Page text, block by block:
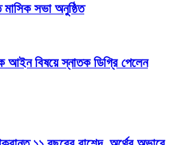
সভা অনুষ্ঠিত
আইন বিষয়ে স্নাতক ডিগ্রি পেলেন